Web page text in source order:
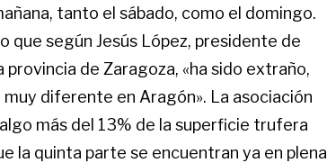
tanto el sábado, como el domingo.
que según Jesús López, presidente de
de Zaragoza, «ha sido extraño,
diferente en Aragón». La asociación
más del 13% de la superficie trufera
la quinta parte se encuentran ya en plena